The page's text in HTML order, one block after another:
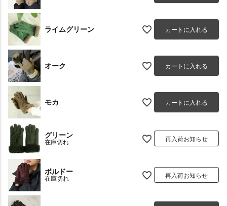
ライムグリーン カートに入れる
オーク カートに入れる
モカ カートに入れる
グリーン
在庫切れ 再入荷お知らせ
ボルドー
在庫切れ 再入荷お知らせ